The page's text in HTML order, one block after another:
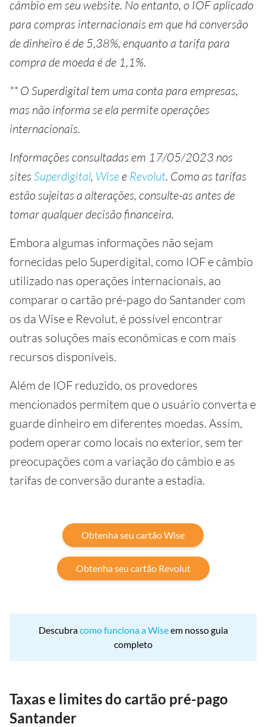
câmbio em seu website. No entanto, o IOF aplicado
para compras internacionais em que há conversão
de dinheiro é de 5,38%, enquanto a tarifa para
compra de moeda é de 1,1%.
** O Superdigital tem uma conta para empresas,
mas não informa se ela permite operações
internacionais.
Informações consultadas em 17/05/2023 nos
sitesSuperdigital, Wisee Revolut. Como as tarifas
estão sujeitas a alterações, consulte-as antes de
tomar qualquer decisão financeira.
Embora algumas informações não sejam
fornecidas pelo Superdigital, como IOF e câmbio
utilizado nas operações internacionais, ao
comparar o cartão pré-pago do Santander com
os da Wise e Revolut, é possível encontrar
outras soluções mais econômicas e com mais
recursos disponíveis.
Além de IOF reduzido, os provedores
mencionados permitem que o usuário converta e
guarde dinheiro em diferentes moedas. Assim,
podem operar como locais no exterior, sem ter
preocupações com a variação do câmbio e as
tarifas de conversão durante a estadia.
Obtenha seu cartão Wise
Obtenha seu cartão Revolut
Descubracomo funciona a Wiseem nosso guia
completo
Taxas e limites do cartão pré-pago
Santander